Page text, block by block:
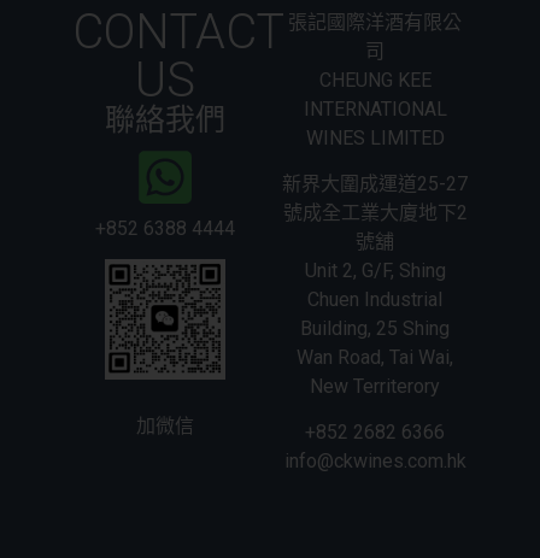
CONTACT
US
聯絡我們
+852 6388 4444
加微信
張記國際洋酒有限公
司
CHEUNG KEE
INTERNATIONAL
WINES LIMITED
新界大圍成運道25-27
號成全工業大廈地下2
號舖
Unit 2, G/F, Shing
Chuen Industrial
Building, 25 Shing
Wan Road, Tai Wai,
New Territerory
+852 2682 6366
info@ckwines.com.hk